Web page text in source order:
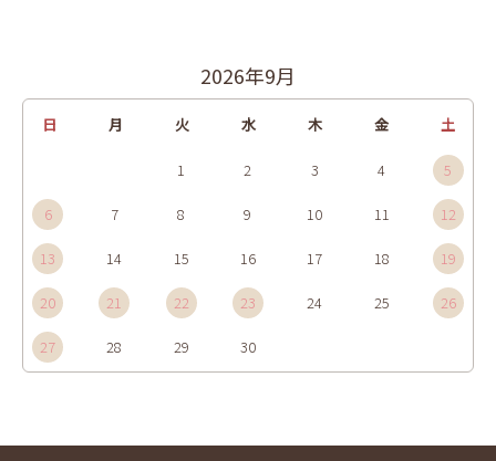
2026年9月
日 月 火 水 木 金 土
1 2 3 4 5
6 7 8 9 10 11 12
13 14 15 16 17 18 19
20 21 22 23 24 25 26
27 28 29 30